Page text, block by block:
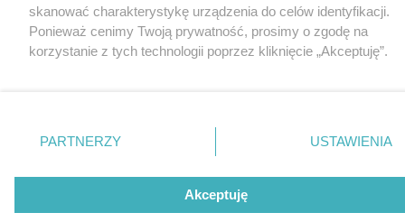
skanować charakterystykę urządzenia do celów identyfikacji.
Ponieważ cenimy Twoją prywatność, prosimy o zgodę na
korzystanie z tych technologii poprzez kliknięcie „Akceptuję”.
nie wymagają zgody użytkownika, ale masz prawo sprzeciwić
się takiemu przetwarzaniu. Preferencje będą miały
Zapoznaj się z poniższymi informacjami, abyś mógł świadomie
PARTNERZY USTAWIENIA
Akceptuję